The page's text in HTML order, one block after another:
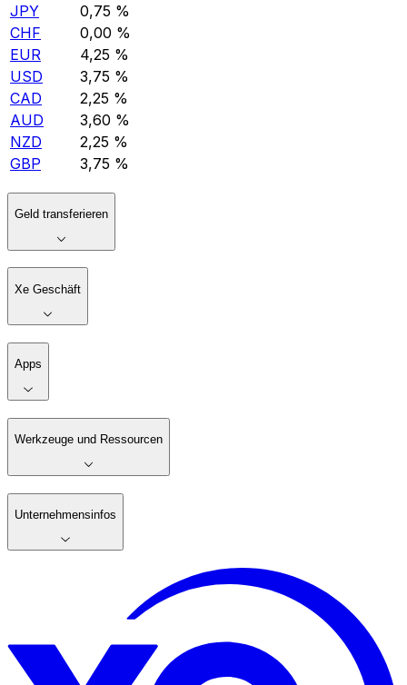
JPY
0,75 %
CHF
0,00 %
EUR
4,25 %
USD
3,75 %
CAD
2,25 %
AUD
3,60 %
NZD
2,25 %
GBP
3,75 %
Geld transferieren
Xe Geschäft
Apps
Werkzeuge und Ressourcen
Unternehmensinfos